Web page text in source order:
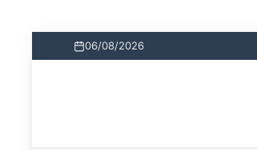
06/08/2026